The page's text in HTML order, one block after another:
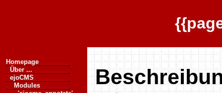
Homepage
Über ...
ejoCMS
Modules